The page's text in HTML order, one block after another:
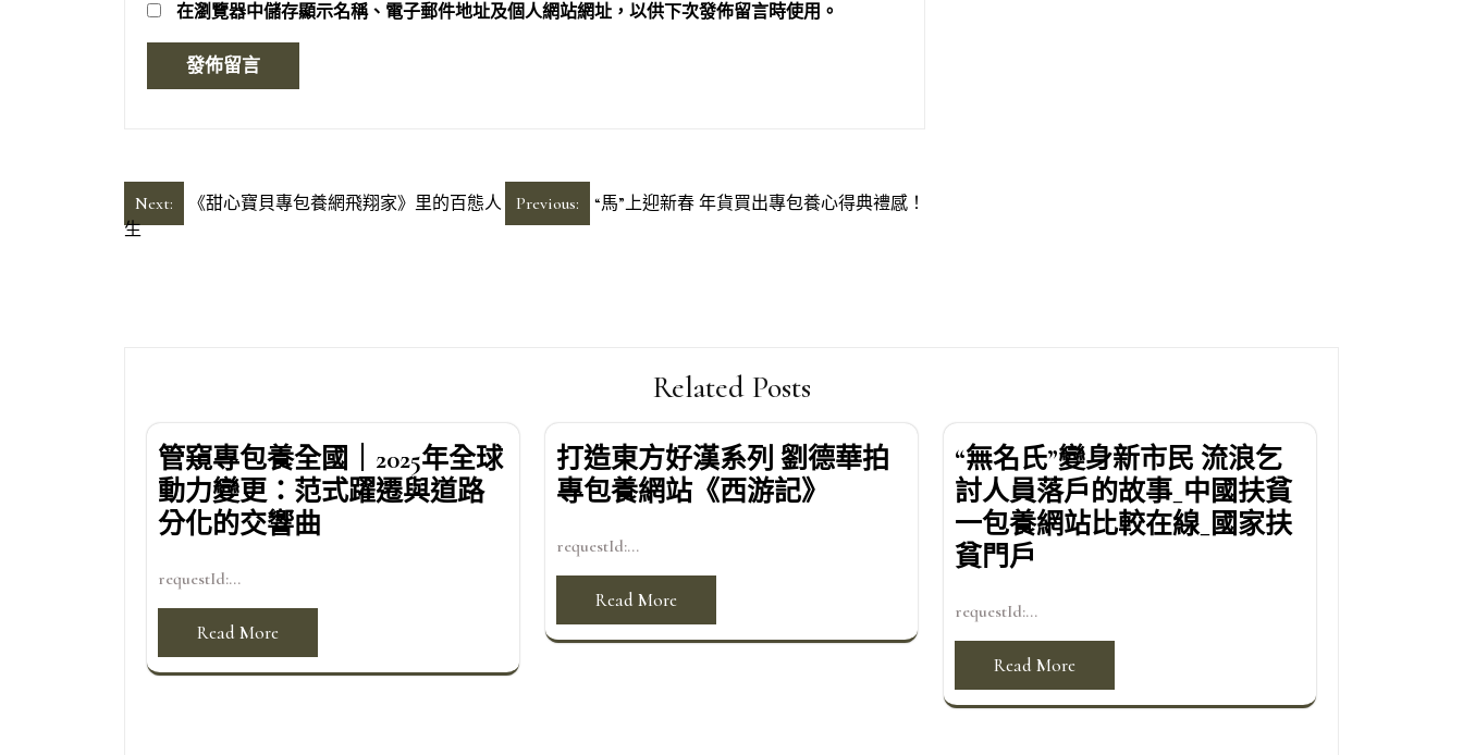
在瀏覽器中儲存顯示名稱、電子郵件地址及個人網站網址，以供下次發佈留言時使用。
文
章
Previous: “馬”上迎新春 年貨買出專包養心得典禮感！
Next:
《甜心寶貝專包養網飛翔家》里的百態人
生
Related Posts
管窺專包養全國｜2025年全球
動力變更：范式躍遷與道路
分化的交響曲
requestId:...
Read More
打造東方好漢系列 劉德華拍
專包養網站《西游記》
requestId:...
Read More
“無名氏”變身新市民 流浪乞
討人員落戶的故事_中國扶貧
一包養網站比較在線_國家扶
貧門戶
requestId:...
Read More